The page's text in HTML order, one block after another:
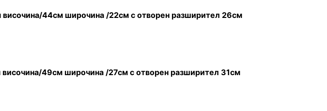
44см широчина /22см с отворен разширител 26см
49см широчина /27см с отворен разширител 31см